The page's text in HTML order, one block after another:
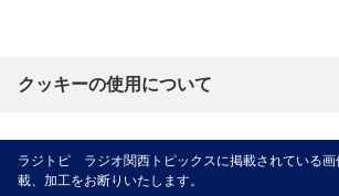
クッキーの使用について
ラジトピ ラジオ関西トピックスに掲載されている画
載、加工をお断りいたします。